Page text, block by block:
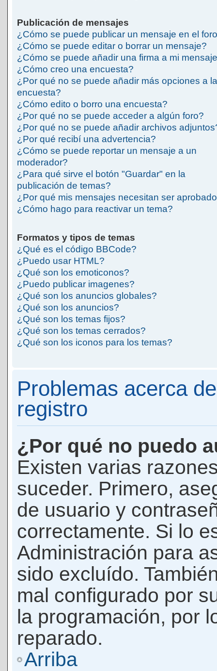
Publicación de mensajes
¿Cómo se puede publicar un mensaje en el
¿Cómo se puede editar o borrar un mensaje?
¿Cómo se puede añadir una firma a mi
¿Cómo creo una encuesta?
¿Por qué no se puede añadir más opciones a la
encuesta?
¿Cómo edito o borro una encuesta?
¿Por qué no se puede acceder a algún foro?
¿Por qué no se puede añadir archivos
¿Por qué recibí una advertencia?
¿Cómo se puede reportar un mensaje a un
moderador?
¿Para qué sirve el botón "Guardar" en la
publicación de temas?
¿Por qué mis mensajes necesitan ser
¿Cómo hago para reactivar un tema?
Formatos y tipos de temas
¿Qué es el código BBCode?
¿Puedo usar HTML?
¿Qué son los emoticonos?
¿Puedo publicar imagenes?
¿Qué son los anuncios globales?
¿Qué son los anuncios?
¿Qué son los temas fijos?
¿Qué son los temas cerrados?
¿Qué son los iconos para los temas?
Problemas acerca
registro
¿Por qué no puedo
Existen varias
suceder. Primero,
de usuario y
correctamente. Si lo
Administración para
sido excluído.
mal configurado por
la programación, por
reparado.
Arriba